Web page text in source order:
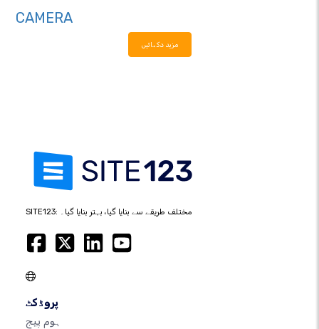
CAMERA
مزید دکھائیں
SITE123: مختلف طریقے سے بنایا گیا، بہتر بنایا گیا۔
پروڈکٹ
ہوم پیج